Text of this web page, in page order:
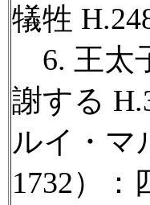
犠牲
6. 王太
謝する
ルイ・マ
1732）